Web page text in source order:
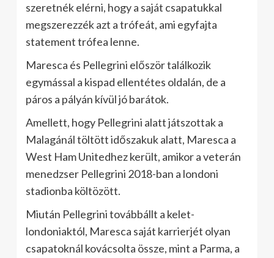
szeretnék elérni, hogy a saját csapatukkal
megszerezzék azt a trófeát, ami egyfajta
statement trófea lenne.
Maresca és Pellegrini először találkozik
egymással a kispad ellentétes oldalán, de a
páros a pályán kívül jó barátok.
Amellett, hogy Pellegrini alatt játszottak a
Malagánál töltött időszakuk alatt, Maresca a
West Ham Unitedhez került, amikor a veterán
menedzser Pellegrini 2018-ban a londoni
stadionba költözött.
Miután Pellegrini továbbállt a kelet-
londoniaktól, Maresca saját karrierjét olyan
csapatoknál kovácsolta össze, mint a Parma, a